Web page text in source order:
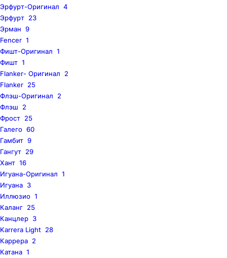
Эрфурт-Оригинал 4
Эрфурт 23
Эрман 9
Fencer 1
Фишт-Оригинал 1
Фишт 1
Flanker- Оригинал
2
Flanker 25
Флэш-Оригинал
2
Флэш
2
Фрост 25
Галего 60
Гамбит 9
Гангут 29
Хант 16
Игуана-Оригинал 1
Игуана 3
Иллюзио 1
Каланг 25
Канцлер 3
Karrera Light 28
Каррера 2
Катана 1